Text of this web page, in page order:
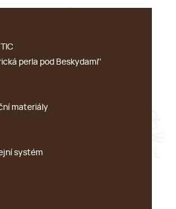
perla pod Beskydami''
materiály
systém